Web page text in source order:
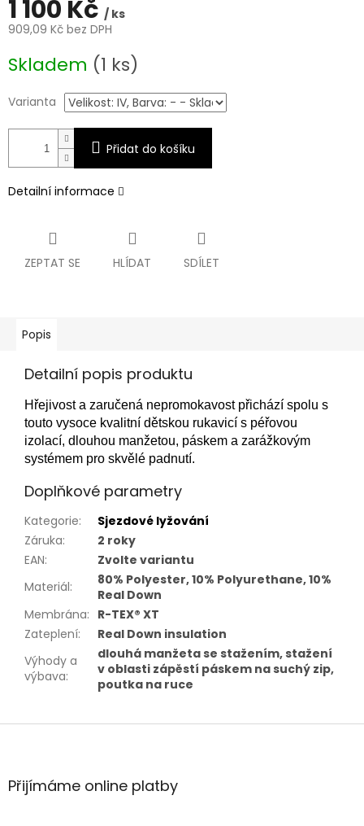
1 100 Kč / ks
909,09 Kč bez DPH
cena:
Skladem (1 ks)
Varianta
Přidat do košíku
Detailní informace
ZEPTAT SE HLÍDAT SDÍLET
Popis
Detailní popis produktu
Hřejivost a zaručená nepromokavost přichází spolu s
touto vysoce kvalitní dětskou rukavicí s péřovou
izolací, dlouhou manžetou, páskem a zarážkovým
systémem pro skvělé padnutí.
Doplňkové parametry
Kategorie:
Sjezdové lyžování
Záruka:
2 roky
EAN:
Zvolte variantu
Materiál:
80% Polyester, 10% Polyurethane, 10%
Real Down
Membrána: R-TEX® XT
Zateplení:
Real Down insulation
Výhody a
výbava:
dlouhá manžeta se stažením, stažení
v oblasti zápěstí páskem na suchý zip,
poutka na ruce
Z
aPřijímáme online platby